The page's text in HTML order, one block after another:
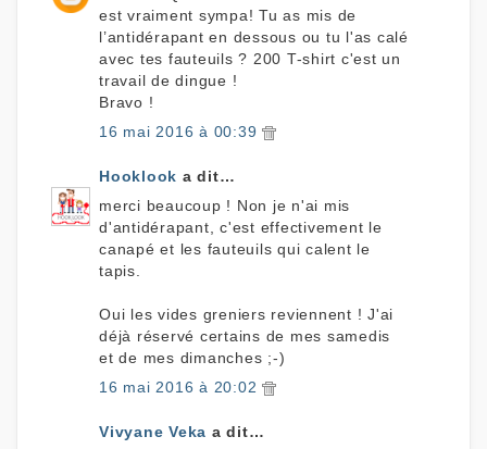
est vraiment sympa! Tu as mis de
l’antidérapant en dessous ou tu l'as calé
avec tes fauteuils ? 200 T-shirt c'est un
travail de dingue !
Bravo !
16 mai 2016 à 00:39
Hooklook a dit…
merci beaucoup ! Non je n'ai mis
d'antidérapant, c'est effectivement le
canapé et les fauteuils qui calent le
tapis.
Oui les vides greniers reviennent ! J'ai
déjà réservé certains de mes samedis
et de mes dimanches ;-)
16 mai 2016 à 20:02
Vivyane Veka a dit…